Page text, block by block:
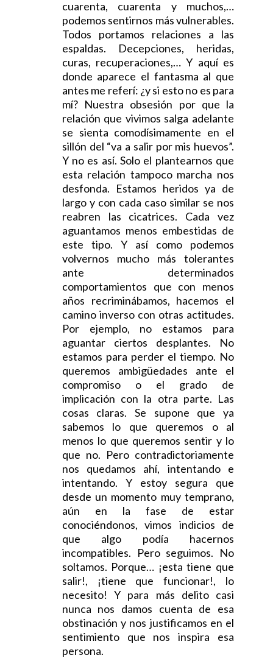
cuarenta, cuarenta y muchos,…
podemos sentirnos más vulnerables.
Todos portamos relaciones a las
espaldas. Decepciones, heridas,
curas, recuperaciones,… Y aquí es
donde aparece el fantasma al que
antes me referí: ¿y si esto no es para
mí? Nuestra obsesión por que la
relación que vivimos salga adelante
se sienta comodísimamente en el
sillón del “va a salir por mis huevos”.
Y no es así. Solo el plantearnos que
esta relación tampoco marcha nos
desfonda. Estamos heridos ya de
largo y con cada caso similar se nos
reabren las cicatrices. Cada vez
aguantamos menos embestidas de
este tipo. Y así como podemos
volvernos mucho más tolerantes
ante determinados
comportamientos que con menos
años recriminábamos, hacemos el
camino inverso con otras actitudes.
Por ejemplo, no estamos para
aguantar ciertos desplantes. No
estamos para perder el tiempo. No
queremos ambigüedades ante el
compromiso o el grado de
implicación con la otra parte. Las
cosas claras. Se supone que ya
sabemos lo que queremos o al
menos lo que queremos sentir y lo
que no. Pero contradictoriamente
nos quedamos ahí, intentando e
intentando. Y estoy segura que
desde un momento muy temprano,
aún en la fase de estar
conociéndonos, vimos indicios de
que algo podía hacernos
incompatibles. Pero seguimos. No
soltamos. Porque… ¡esta tiene que
salir!, ¡tiene que funcionar!, lo
necesito! Y para más delito casi
nunca nos damos cuenta de esa
obstinación y nos justificamos en el
sentimiento que nos inspira esa
persona.